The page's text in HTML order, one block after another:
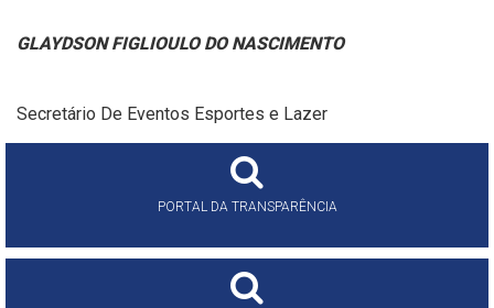
GLAYDSON FIGLIOULO DO NASCIMENTO
Secretário De Eventos Esportes e Lazer
PORTAL DA TRANSPARÊNCIA